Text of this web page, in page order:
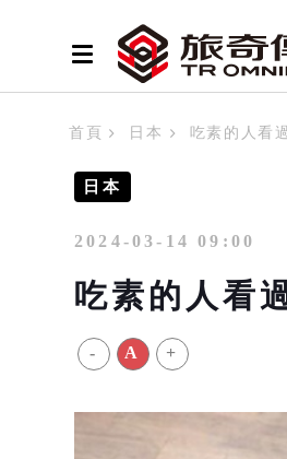
首頁 日本 吃素的人看
日本
2024-03-14 09:00
吃素的人看
- A +